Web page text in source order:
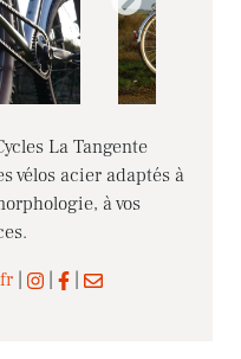
La Tangente
vélos acier adaptés à
à vos